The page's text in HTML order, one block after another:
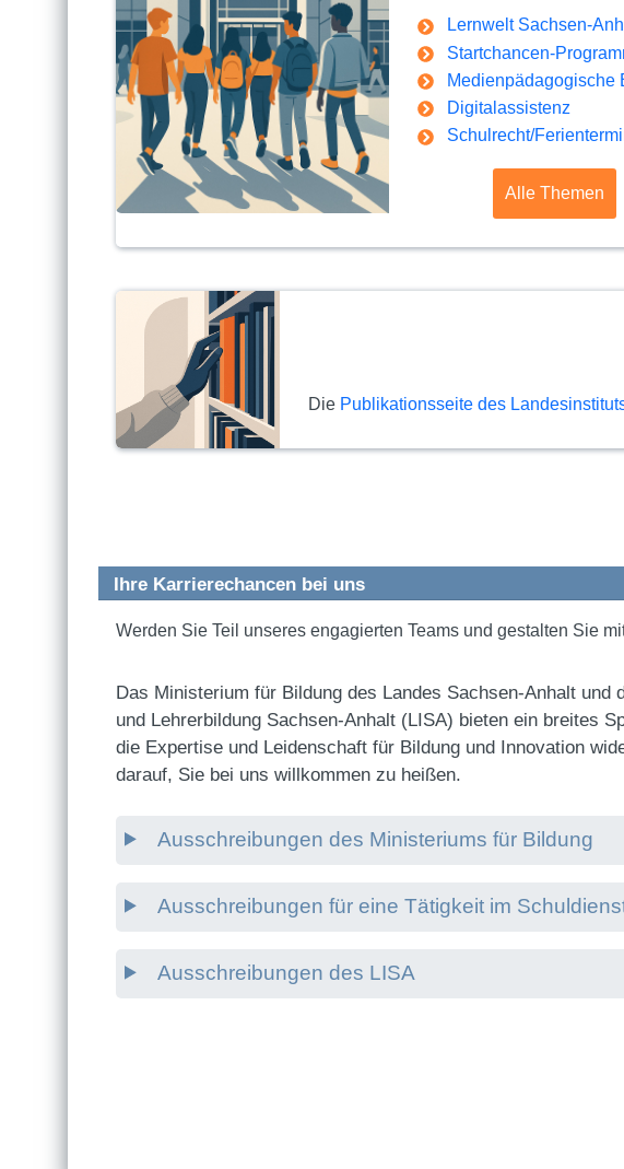
Lernwelt Sachsen-
Startchancen-
Medienpädagogische
Digitalassistenz
Schulrecht/
Alle Themen
Die Publikationsseite des
Ihre Karrierechancen bei uns
Werden Sie Teil unseres engagierten Teams und gestalten Sie
Das Ministerium für Bildung des Landes Sachsen-Anhalt und
und Lehrerbildung Sachsen-Anhalt (LISA) bieten ein breites
die Expertise und Leidenschaft für Bildung und Innovation
darauf, Sie bei uns willkommen zu heißen.
Ausschreibungen des Ministeriums für Bildung
Ausschreibungen für eine Tätigkeit im
Ausschreibungen des LISA